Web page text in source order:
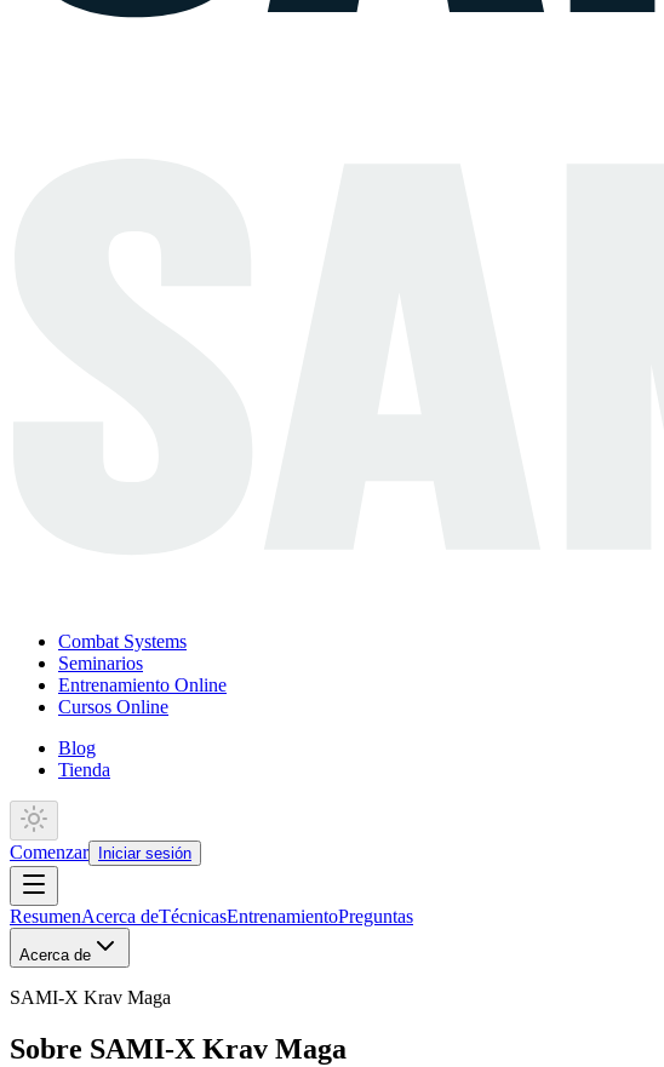
Combat Systems
Seminarios
Entrenamiento Online
Cursos Online
Blog
Tienda
Comenzar Iniciar sesión
ResumenAcerca deTécnicasEntrenamientoPreguntas
Acerca de
SAMI-X Krav Maga
Sobre SAMI-X Krav Maga